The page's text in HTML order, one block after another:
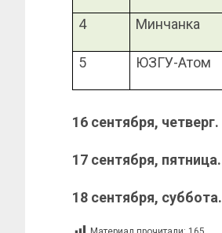
4 Минчанка
5 ЮЗГУ-Атом
16 сентября, четверг.
17 сентября, пятница.
18 сентября, суббота.